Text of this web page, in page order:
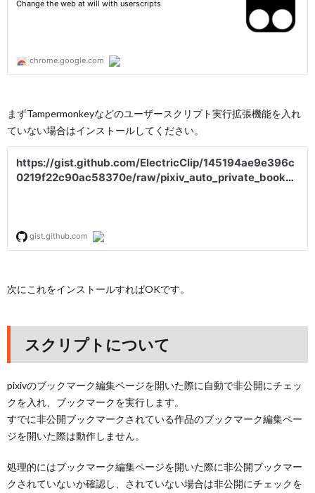
まずTampermonkeyなどのユーザースクリプト実行拡張機能を入れ
ていない場合はインストールしてください。
次にこれをインストールすればOKです。
スクリプトについて
pixivのブックマーク編集ページを開いた際に自動で非公開にチェッ
クを入れ、ブックマークを実行します。
すでに非公開ブックマークされている作品のブックマーク編集ペー
ジを開いた際は動作しません。
処理的にはブックマーク編集ページを開いた際に非公開ブックマー
クされていないか確認し、されていない場合は非公開にチェックを